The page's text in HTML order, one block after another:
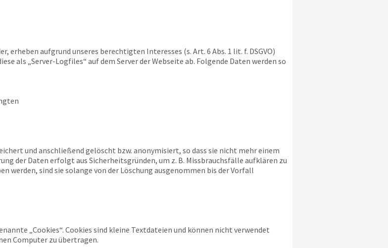
erheben aufgrund unseres berechtigten Interesses (s. Art. 6 Abs. 1 lit. f. DSGVO)
als „Server-Logfiles“ auf dem Server der Webseite ab. Folgende Daten werden so
und anschließend gelöscht bzw. anonymisiert, so dass sie nicht mehr einem
der Daten erfolgt aus Sicherheitsgründen, um z. B. Missbrauchsfälle aufklären zu
werden, sind sie solange von der Löschung ausgenommen bis der Vorfall
„Cookies“. Cookies sind kleine Textdateien und können nicht verwendet
Computer zu übertragen.